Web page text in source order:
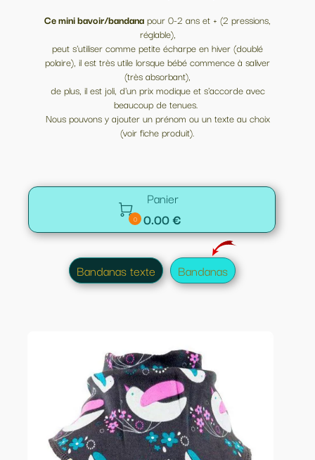
Ce mini bavoir/bandanapour 0-2 ans et + (2 pressions,
réglable),
peut s'utiliser comme petite écharpe en hiver (doublé
polaire), il est très utile lorsque bébé commence à saliver
(très absorbant),
de plus, il est joli, d'un prix modique et s'accorde avec
beaucoup de tenues.
Nous pouvons y ajouter un prénom ou un texte au choix
(voir fiche produit).

0
Panier
0.00 €
Bandanas texte Bandanas